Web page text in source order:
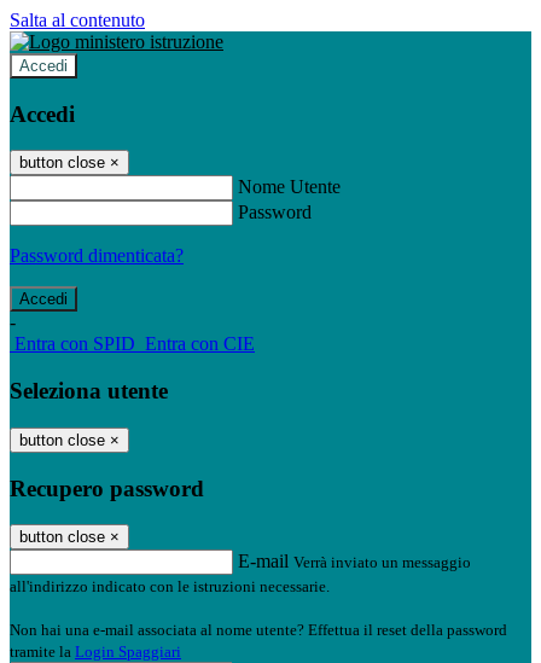
Salta al contenuto
Accedi
Accedi
button close ×
Nome Utente
Password
Password dimenticata?
-
Entra con SPID Entra con CIE
Seleziona utente
button close ×
Recupero password
button close ×
E-mail Verrà inviato un messaggio
all'indirizzo indicato con le istruzioni necessarie.
Non hai una e-mail associata al nome utente? Effettua il reset della password
tramite la Login Spaggiari